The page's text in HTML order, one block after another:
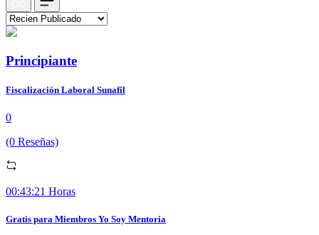
Principiante
Fiscalización Laboral Sunafil
0
(0 Reseñas)
00:43:21 Horas
Gratis para Miembros Yo Soy Mentoria